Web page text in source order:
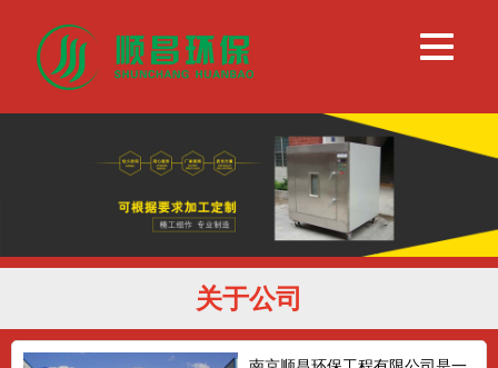
关于公司